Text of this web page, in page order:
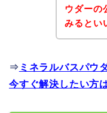
ウダーの
みるとい
⇒ ミネラルバスパウ
今すぐ解決したい方